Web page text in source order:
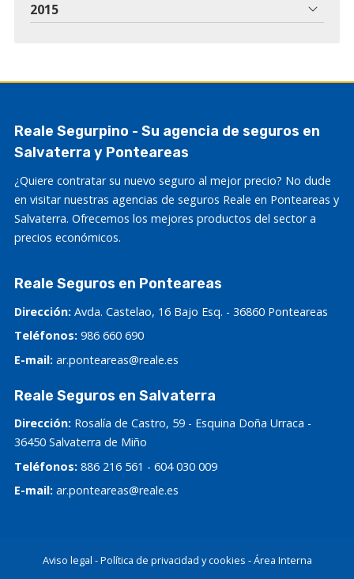
2015
Reale Segurpino - Su agencia de seguros en
Salvaterra y Ponteareas
¿Quiere contratar su nuevo seguro al mejor precio? No dude
en visitar nuestras agencias de seguros Reale en Ponteareas y
Salvaterra. Ofrecemos los mejores productos del sector a
precios económicos.
Reale Seguros en Ponteareas
Dirección: Avda. Castelao, 16 Bajo Esq. - 36860 Ponteareas
Teléfonos: 986 660 690
E-mail: ar.ponteareas@reale.es
Reale Seguros en Salvaterra
Dirección: Rosalía de Castro, 59 - Esquina Doña Urraca -
36450 Salvaterra de Miño
Teléfonos: 886 216 561 - 604 030 009
E-mail: ar.ponteareas@reale.es
Aviso legal -Política de privacidad y cookies -Área Interna